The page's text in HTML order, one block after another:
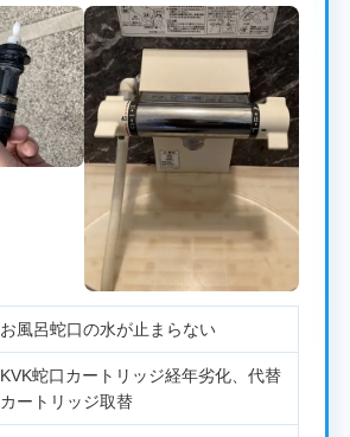
お風呂蛇口の水が止まらない
KVK蛇口カートリッジ経年劣化、代替
カートリッジ取替